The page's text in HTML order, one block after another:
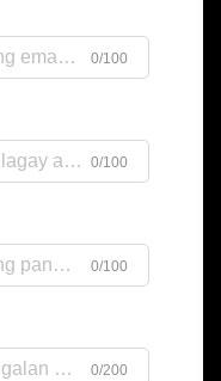
0/100
0/100
0/100
0/200